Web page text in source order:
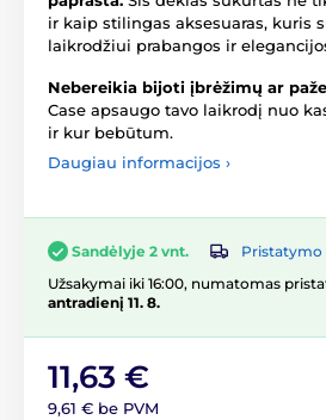
ir kaip stilingas aksesuaras, kuris
laikrodžiui prabangos ir
Nebereikia bijoti įbrėžimų ar
Case apsaugo tavo laikrodį nuo
ir kur bebūtum.
Daugiau informacijos ›
Sandėlyje 2 vnt.
Pristatymo
Užsakymai iki 16:00, numatomas
antradienį 11. 8.
11,63 €
9,61 € be PVM